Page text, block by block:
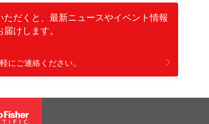
ただくと、最新ニュースやイベント情報
けします。
にご連絡ください。